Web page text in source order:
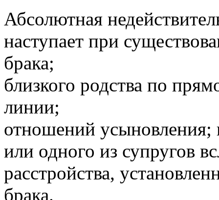
Абсолютная
наступает при
брака;
близкого родства по
линии;
отношений усыновления;
или одного из супругов
расстройства,
брака.